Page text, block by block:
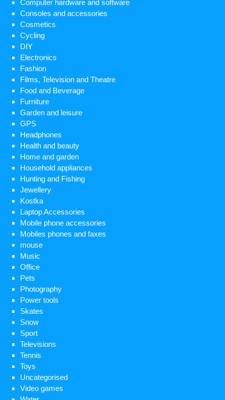
Computer hardware and software
Consoles and accessories
Cosmetics
Cycling
DIY
Electronics
Fashion
Films, Television and Theatre
Food and Beverage
Furniture
Garden and leisure
GPS
Headphones
Health and beauty
Home and garden
Household appliances
Hunting and Fishing
Jewellery
Kostka
Laptop Accessories
Mobile phone accessories
Mobiles phones and faxes
mouse
Music
Office
Pets
Photography
Power tools
Skates
Snow
Sport
Televisions
Tennis
Toys
Uncategorised
Video games